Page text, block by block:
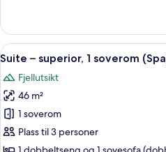
–
standard
(Inland
Åpne
alle
bildene
av
Suite
–
superior,
6
Suite – superior, 1 soverom
Fjellutsikt
46 m²
1 soverom
Plass til 3 personer